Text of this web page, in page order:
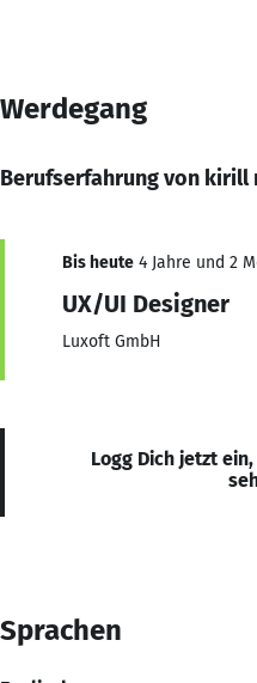
Werdegang
Berufserfahrung von kirill
Bis heute 4 Jahre und 2
UX/UI Designer
Luxoft GmbH
Logg Dich jetzt
Sprachen